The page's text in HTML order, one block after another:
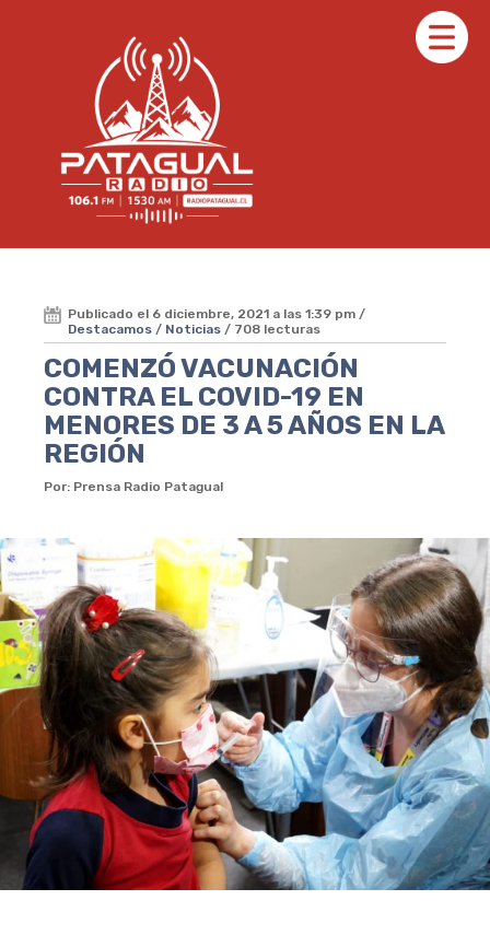
Publicado el 6 diciembre, 2021 a las 1:39 pm /
Destacamos / Noticias / 708 lecturas
COMENZÓ VACUNACIÓN
CONTRA EL COVID-19 EN
MENORES DE 3 A 5 AÑOS EN LA
REGIÓN
Por: Prensa Radio Patagual